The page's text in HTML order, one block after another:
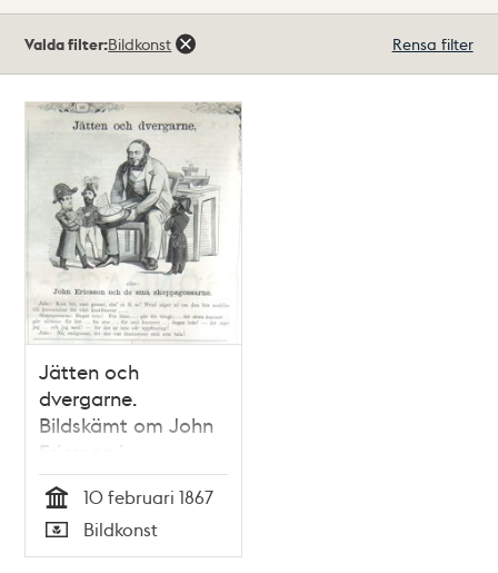
träffar
Valda filter:Bildkonst Rensa filter
Jätten och
dvergarne.
Bildskämt om John
Ericsson i
<i>Söndags-Nisse –
Illustreradt
Veckoblad för
Skämt, Humor och
Tid
10 februari 1867
Typ
Bildkonst